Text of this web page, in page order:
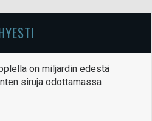
on miljardin edestä
siruja odottamassa